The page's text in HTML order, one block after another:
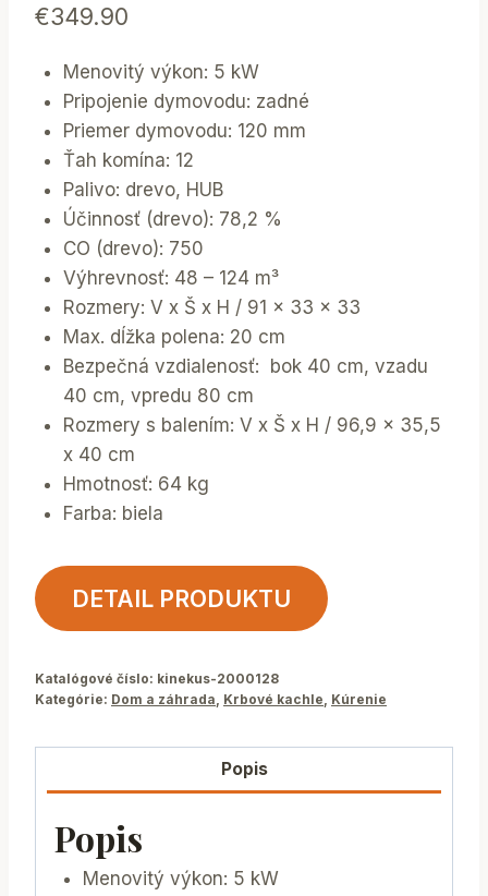
€349.90
Menovitý výkon: 5 kW
Pripojenie dymovodu: zadné
Priemer dymovodu: 120 mm
Ťah komína: 12
Palivo: drevo, HUB
Účinnosť (drevo): 78,2 %
CO (drevo): 750
Výhrevnosť: 48 – 124 m³
Rozmery: V x Š x H / 91 x 33 x 33
Max. dĺžka polena: 20 cm
Bezpečná vzdialenosť: bok 40 cm, vzadu
40 cm, vpredu 80 cm
Rozmery s balením: V x Š x H / 96,9 x 35,5
x 40 cm
Hmotnosť: 64 kg
Farba: biela
DETAIL PRODUKTU
Katalógové číslo: kinekus-2000128
Kategórie: Dom a záhrada, Krbové kachle, Kúrenie
Popis
Popis
Menovitý výkon: 5 kW